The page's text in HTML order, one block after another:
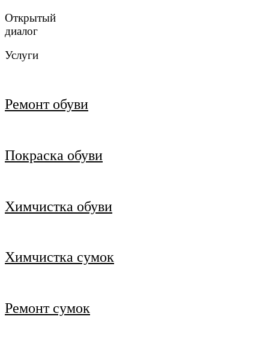
Открытый
диалог
Услуги
Ремонт обуви
Покраска обуви
Химчистка обуви
Химчистка сумок
Ремонт сумок